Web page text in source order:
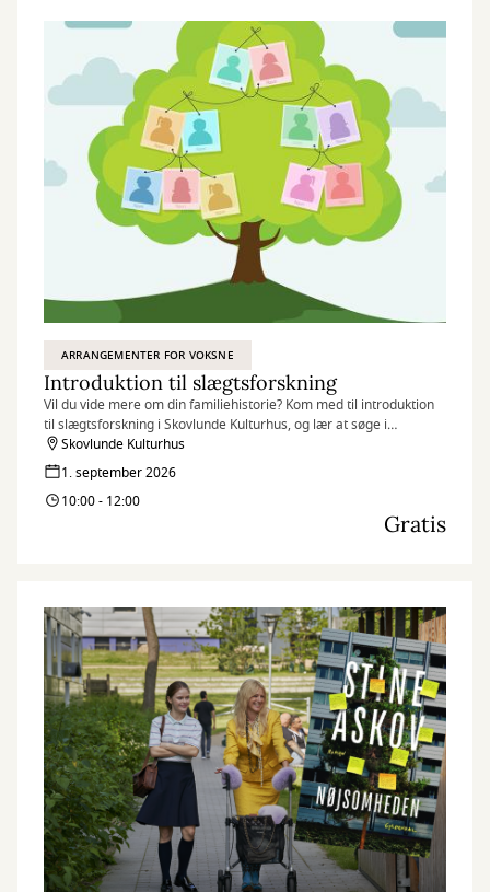
ARRANGEMENTER FOR VOKSNE
Introduktion til slægtsforskning
Vil du vide mere om din familiehistorie? Kom med til introduktion
til slægtsforskning i Skovlunde Kulturhus, og lær at søge i
databaser, finde dine aner og komme godt i gang med dit
stamtræ.
Skovlunde Kulturhus
1. september 2026
10:00 - 12:00
Gratis